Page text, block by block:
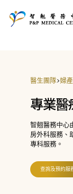
醫生團隊>婦
專業醫
智翹醫務中心
房外科服務、
專科服務。
查詢及預約服